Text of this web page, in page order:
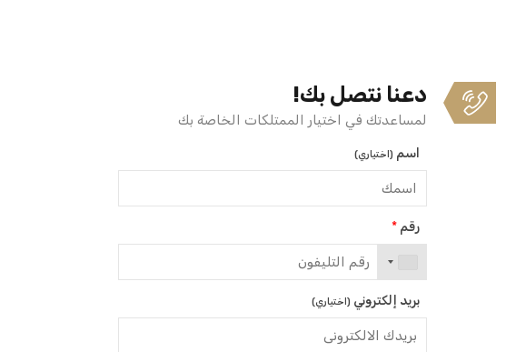
دعنا نتصل بك!
لمساعدتك في اختيار الممتلكات الخاصة بك
اسم (اختياري)
رقم *
بريد إلكتروني (اختياري)